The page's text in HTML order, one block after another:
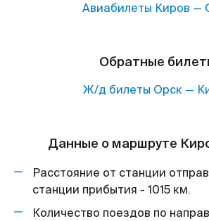
Авиабилеты Киров —
Обратные
Ж/д билеты Орск —
Данные о маршруте
Расстояние от станции
станции прибытия - 1015 км.
Количество поездов по